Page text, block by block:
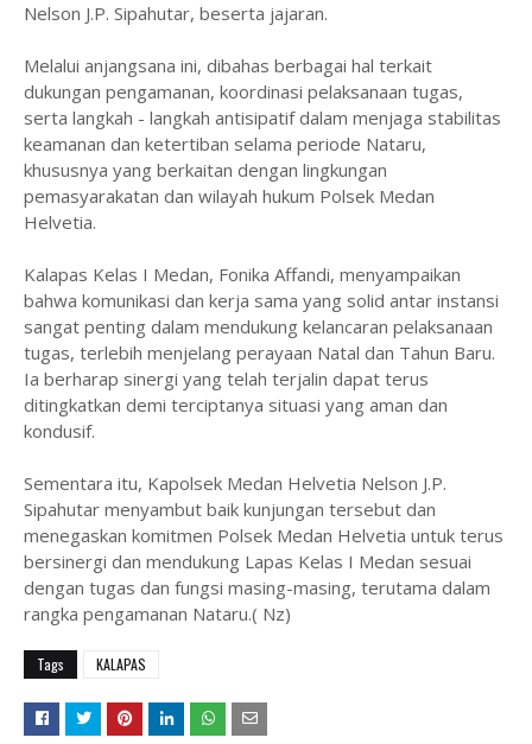
Nelson J.P. Sipahutar, beserta jajaran.
Melalui anjangsana ini, dibahas berbagai hal terkait
dukungan pengamanan, koordinasi pelaksanaan tugas,
serta langkah - langkah antisipatif dalam menjaga stabilitas
keamanan dan ketertiban selama periode Nataru,
khususnya yang berkaitan dengan lingkungan
pemasyarakatan dan wilayah hukum Polsek Medan
Helvetia.
Kalapas Kelas I Medan, Fonika Affandi, menyampaikan
bahwa komunikasi dan kerja sama yang solid antar instansi
sangat penting dalam mendukung kelancaran pelaksanaan
tugas, terlebih menjelang perayaan Natal dan Tahun Baru.
Ia berharap sinergi yang telah terjalin dapat terus
ditingkatkan demi terciptanya situasi yang aman dan
kondusif.
Sementara itu, Kapolsek Medan Helvetia Nelson J.P.
Sipahutar menyambut baik kunjungan tersebut dan
menegaskan komitmen Polsek Medan Helvetia untuk terus
bersinergi dan mendukung Lapas Kelas I Medan sesuai
dengan tugas dan fungsi masing-masing, terutama dalam
rangka pengamanan Nataru.( Nz)
Tags KALAPAS